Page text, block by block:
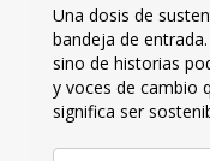
Una dosis de
bandeja de
sino de historias
y voces de cambio
significa ser